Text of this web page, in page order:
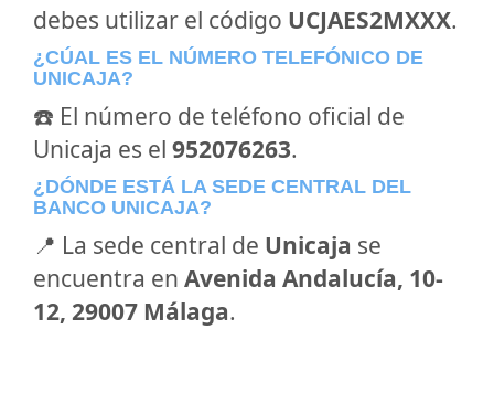
debes utilizar el código UCJAES2MXXX.
¿CÚAL ES EL NÚMERO TELEFÓNICO DE
UNICAJA?
☎️ El número de teléfono oficial de
Unicaja es el 952076263.
¿DÓNDE ESTÁ LA SEDE CENTRAL DEL
BANCO UNICAJA?
📍 La sede central de Unicaja se
encuentra en Avenida Andalucía, 10-
12, 29007 Málaga.